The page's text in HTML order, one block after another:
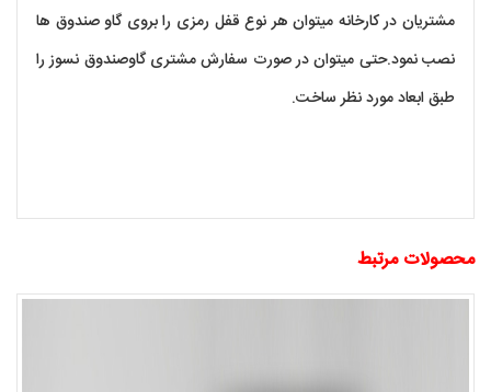
مشتریان در کارخانه میتوان هر نوع قفل رمزی را بروی گاو صندوق ها
نصب نمود.حتی میتوان در صورت سفارش مشتری گاوصندوق نسوز را
طبق ابعاد مورد نظر ساخت.
محصولات مرتبط